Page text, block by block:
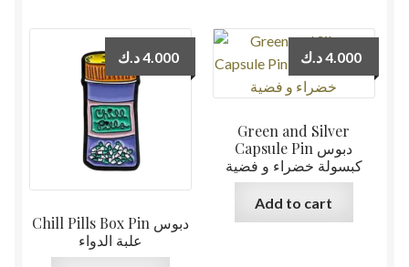
Chill Pills Box Pin دبوس
علبة الدواء
4.000د.ك
Green and Silver
Capsule Pin دبوس
كبسولة خضراء و فضية
4.000د.ك
Add to cart